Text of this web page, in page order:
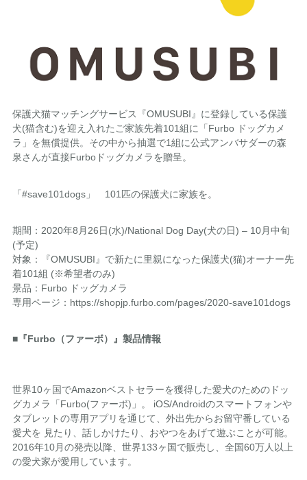
保護犬猫マッチングサービス『OMUSUBI』に登録している保護
犬(猫含む)を迎え入れたご家族先着101組に「Furbo ドッグカメ
ラ」を無償提供。その中から抽選で1組に公式アンバサダーの森
泉さんが直接Furboドッグカメラを贈呈。
「#save101dogs」 101匹の保護犬に家族を。
期間：2020年8月26日(水)/National Dog Day(犬の日) – 10月中旬
(予定)
対象：『OMUSUBI』で新たに里親になった保護犬(猫)オーナー先
着101組 (※希望者のみ)
景品：Furbo ドッグカメラ
専用ページ：https://shopjp.furbo.com/pages/2020-save101dogs
■『Furbo（ファーボ）』製品情報
世界10ヶ国でAmazonベストセラーを獲得した愛犬のためのドッ
グカメラ「Furbo(ファーボ)」。 iOS/Androidのスマートフォンや
タブレットの専用アプリを通じて、外出先からお留守番している
愛犬を 見たり、話しかけたり、おやつをあげて遊ぶことが可能。
2016年10月の発売以降、世界133ヶ国で販売し、全国60万人以上
の愛犬家が愛用しています。